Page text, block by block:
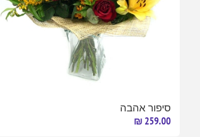
סיפור אהבה
259.00 ₪